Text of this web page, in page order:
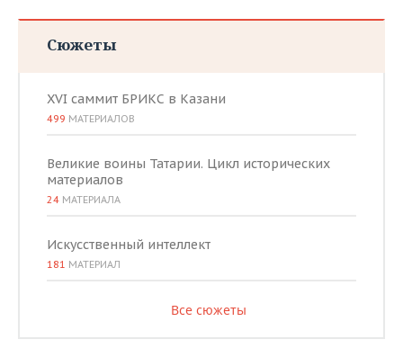
Сюжеты
XVI саммит БРИКС в Казани
499 МАТЕРИАЛОВ
Великие воины Татарии. Цикл исторических
материалов
24 МАТЕРИАЛА
Искусственный интеллект
181 МАТЕРИАЛ
Все сюжеты